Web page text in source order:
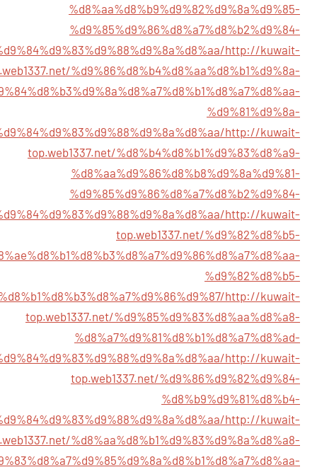
%d8%aa%d8%b9%d9%82%d9%8a%d9%85-
%d9%85%d9%86%d8%a7%d8%b2%d9%84-
http://kuwait-
%d9%86%d8%b4%d8%aa%d8%b1%d9%8a-
%d9%81%d9%8a-
http://kuwait-
top.web1337.net/%d8%b4%d8%b1%d9%83%d8%a9-
%d8%aa%d9%86%d8%b8%d9%8a%d9%81-
%d9%85%d9%86%d8%a7%d8%b2%d9%84-
http://kuwait-
top.web1337.net/%d9%82%d8%b5-
%d9%82%d8%b5-
http://kuwait-
top.web1337.net/%d9%85%d9%83%d8%aa%d8%a8-
%d8%a7%d9%81%d8%b1%d8%a7%d8%ad-
http://kuwait-
top.web1337.net/%d9%86%d9%82%d9%84-
%d8%b9%d9%81%d8%b4-
http://kuwait-
%d8%aa%d8%b1%d9%83%d9%8a%d8%a8-